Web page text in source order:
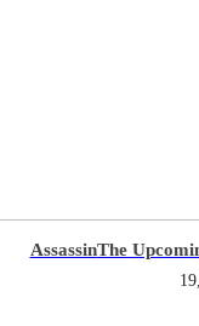
AssassinThe